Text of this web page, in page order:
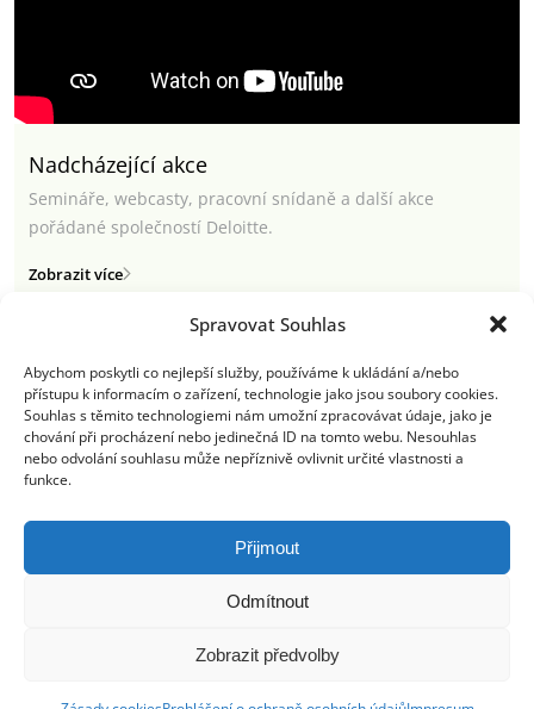
Spravovat Souhlas
Abychom poskytli co nejlepší služby, používáme k ukládání a/nebo
přístupu k informacím o zařízení, technologie jako jsou soubory cookies.
Souhlas s těmito technologiemi nám umožní zpracovávat údaje, jako je
chování při procházení nebo jedinečná ID na tomto webu. Nesouhlas
nebo odvolání souhlasu může nepříznivě ovlivnit určité vlastnosti a
funkce.
Přijmout
Odmítnout
Zobrazit předvolby
Nadcházející akce
Semináře, webcasty, pracovní snídaně a další akce
pořádané společností Deloitte.
Zobrazit více
Semináře a webcasty
Newsletter